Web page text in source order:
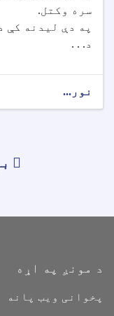
سره وکتل.
په دې لیدنه کې
د. . .
نور...
د مونږ په اړه
پخوانی ویب پانه